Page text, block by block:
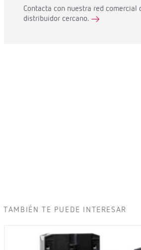
Contacta con nuestra red comercial
distribuidor cercano.
TAMBIÉN TE PUEDE INTERESAR